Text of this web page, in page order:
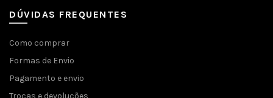
DÚVIDAS FREQUENTES
Como comprar
Formas de Envio
Pagamento e envio
Trocas e devoluções